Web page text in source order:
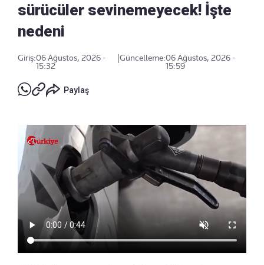
sürücüler sevinemeyecek! İşte
nedeni
Giriş:06 Ağustos, 2026 -
15:32
|Güncelleme:06 Ağustos, 2026 -
15:59
Paylaş